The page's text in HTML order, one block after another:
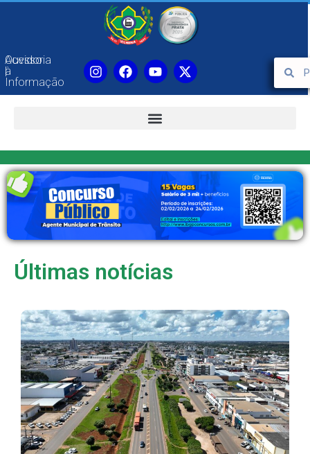
Ouvidoria
|
Acesso
à
Informação
Últimas notícias